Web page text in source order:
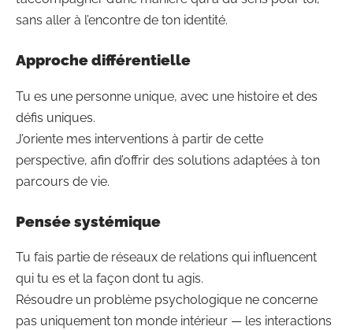
sans aller à l’encontre de ton identité.
Approche différentielle
Tu es une personne unique, avec une histoire et des
défis uniques.
J’oriente mes interventions à partir de cette
perspective, afin d’offrir des solutions adaptées à ton
parcours de vie.
Pensée systémique
Tu fais partie de réseaux de relations qui influencent
qui tu es et la façon dont tu agis.
Résoudre un problème psychologique ne concerne
pas uniquement ton monde intérieur — les interactions